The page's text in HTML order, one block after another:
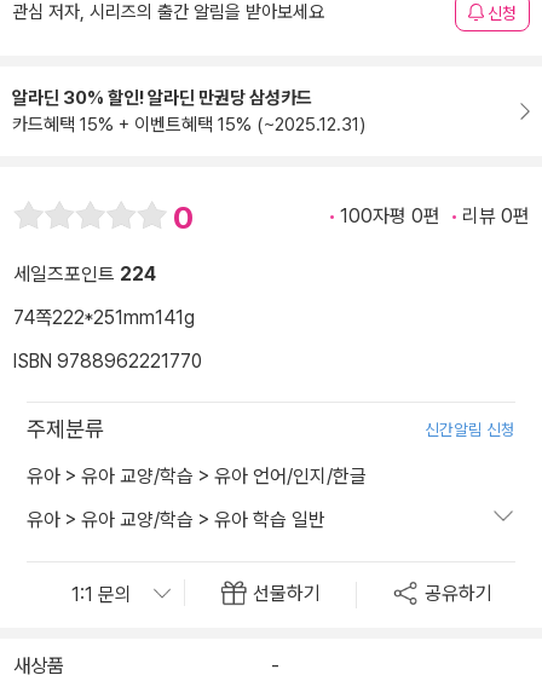
관심 저자, 시리즈의 출간 알림을 받아보세요 신청
알라딘 30% 할인! 알라딘 만권당 삼성카드
카드혜택 15% + 이벤트혜택 15% (~2025.12.31)
0 100자평 0편 리뷰 0편
세일즈포인트 224
74쪽222*251mm141g
ISBN 9788962221770
주제분류 신간알림 신청
유아 > 유아 교양/학습 > 유아 언어/인지/한글
유아 > 유아 교양/학습 > 유아 학습 일반
선물하기 공유하기
새상품
-